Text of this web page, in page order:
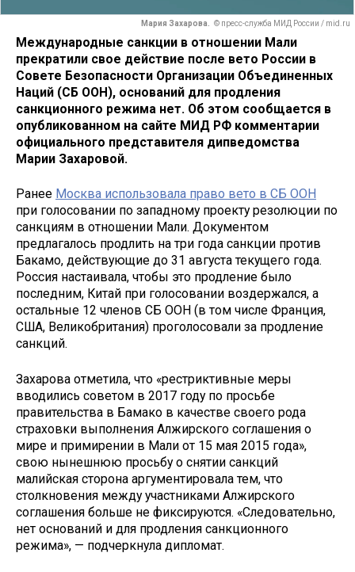
Мария Захарова. © пресс-служба МИД России / mid.ru
Международные санкции в отношении Мали
прекратили свое действие после вето России в
Совете Безопасности Организации Объединенных
Наций (СБ ООН), оснований для продления
санкционного режима нет. Об этом сообщается в
опубликованном на сайте МИД РФ комментарии
официального представителя дипведомства
Марии Захаровой.
Ранее Москва использовала право вето в СБ ООН
при голосовании по западному проекту резолюции по
санкциям в отношении Мали. Документом
предлагалось продлить на три года санкции против
Бакамо, действующие до 31 августа текущего года.
Россия настаивала, чтобы это продление было
последним, Китай при голосовании воздержался, а
остальные 12 членов СБ ООН (в том числе Франция,
США, Великобритания) проголосовали за продление
санкций.
Захарова отметила, что «рестриктивные меры
вводились советом в 2017 году по просьбе
правительства в Бамако в качестве своего рода
страховки выполнения Алжирского соглашения о
мире и примирении в Мали от 15 мая 2015 года»,
свою нынешнюю просьбу о снятии санкций
малийская сторона аргументировала тем, что
столкновения между участниками Алжирского
соглашения больше не фиксируются. «Следовательно,
нет оснований и для продления санкционного
режима», — подчеркнула дипломат.